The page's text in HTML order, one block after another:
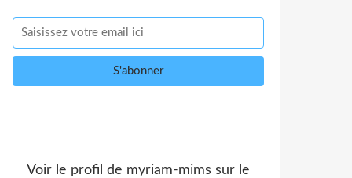
Voir le profil de myriam-mims sur le